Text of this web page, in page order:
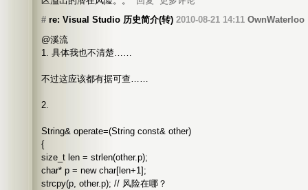
# re: Visual Studio 历史简介(转) 2010-08-21 14:11 OwnWaterloo
@溪流
1. 具体我也不清楚……
不过这应该都有据可查……
2.
String& operate=(String const& other)
{
size_t len = strlen(other.p);
char* p = new char[len+1];
strcpy(p, other.p); // 风险在哪？